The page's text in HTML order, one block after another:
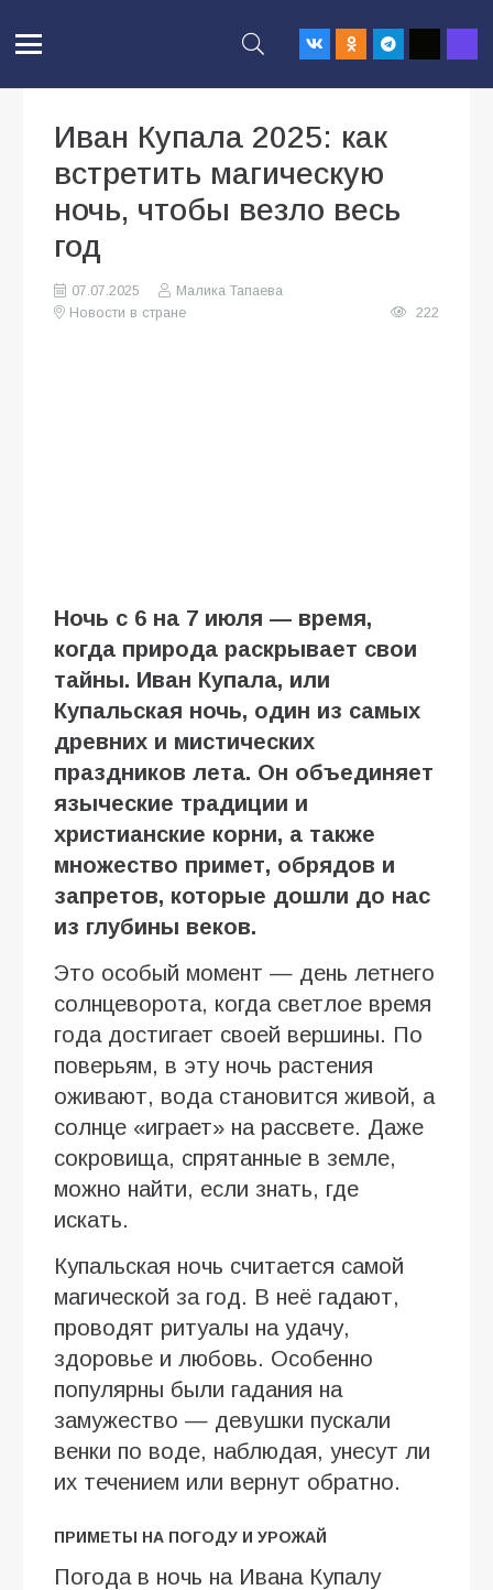
Иван Купала 2025: как
встретить магическую
ночь, чтобы везло весь
год
07.07.2025
Малика Тапаева
Новости в стране
222
Ночь с 6 на 7 июля — время,
когда природа раскрывает свои
тайны. Иван Купала, или
Купальская ночь, один из самых
древних и мистических
праздников лета. Он объединяет
языческие традиции и
христианские корни, а также
множество примет, обрядов и
запретов, которые дошли до нас
из глубины веков.
Это особый момент — день летнего
солнцеворота, когда светлое время
года достигает своей вершины. По
поверьям, в эту ночь растения
оживают, вода становится живой, а
солнце «играет» на рассвете. Даже
сокровища, спрятанные в земле,
можно найти, если знать, где
искать.
Купальская ночь считается самой
магической за год. В неё гадают,
проводят ритуалы на удачу,
здоровье и любовь. Особенно
популярны были гадания на
замужество — девушки пускали
венки по воде, наблюдая, унесут ли
их течением или вернут обратно.
ПРИМЕТЫ НА ПОГОДУ И УРОЖАЙ
Погода в ночь на Ивана Купалу